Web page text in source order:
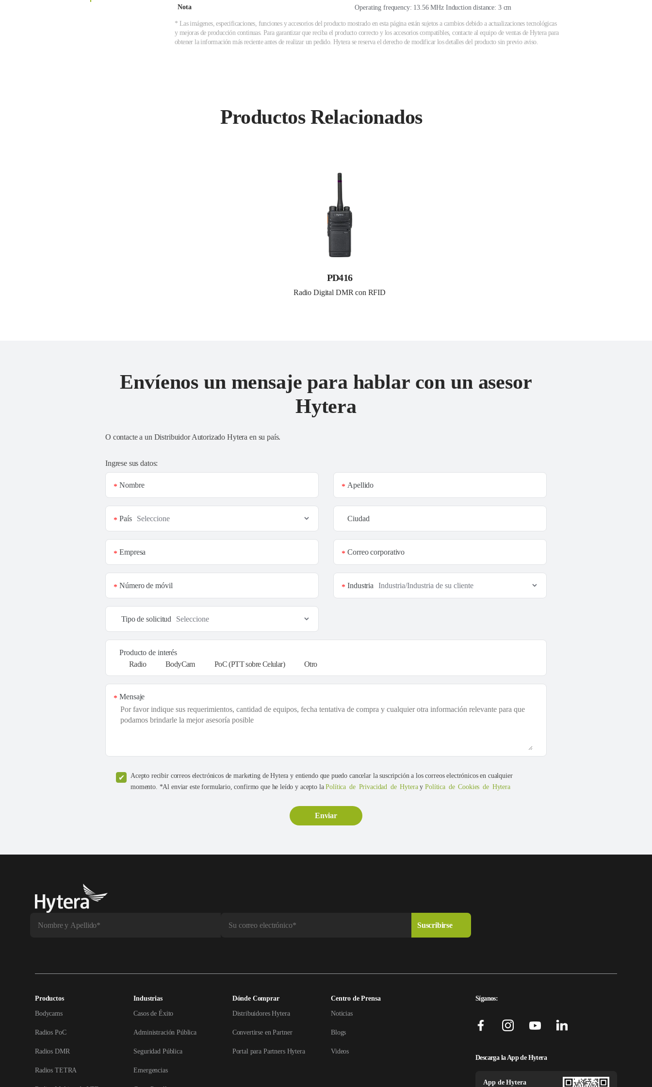
Nota Operating frequency: 13.56 MHz Induction distance: 3 cm
* Las imágenes, especificaciones, funciones y accesorios del producto mostrado en esta página están sujetos a cambios debido a actualizaciones tecnológicas
y mejoras de producción continuas. Para garantizar que reciba el producto correcto y los accesorios compatibles, contacte al equipo de ventas de Hytera para
obtener la información más reciente antes de realizar un pedido. Hytera se reserva el derecho de modificar los detalles del producto sin previo aviso.
Productos Relacionados
PD416
Radio Digital DMR con RFID
Envíenos un mensaje para hablar con un asesor
Hytera
O contacte a un Distribuidor Autorizado Hytera en su país.
Ingrese sus datos:
Nombre
* Apellido
*
País
* Ciudad
Empresa
* Correo corporativo
*
Número de móvil
* Industria
*
Tipo de solicitud
Producto de interés
Radio
BodyCam PoC (PTT sobre Celular) Otro
Mensaje
*
Acepto recibir correos electrónicos de marketing de Hytera y entiendo que puedo cancelar la suscripción a los correos electrónicos en cualquier
momento. *Al enviar este formulario, confirmo que he leído y acepto laPolítica de Privacidad de HyterayPolítica de Cookies de Hytera
Productos
Bodycams
Radios PoC
Radios DMR
Radios TETRA
Industrias
Casos de Éxito
Administración Pública
Seguridad Pública
Emergencias
Dónde Comprar
Distribuidores Hytera
Convertirse en Partner
Portal para Partners Hytera
Centro de Prensa
Noticias
Blogs
Videos
Síganos:
Descarga la App de Hytera
App de Hytera